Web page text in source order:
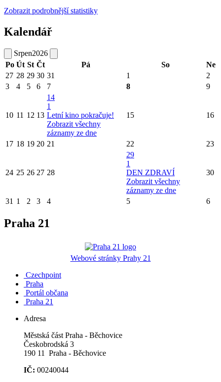
Zobrazit podrobnější statistiky
Kalendář
Srpen2026
Po Út St Čt Pá So
Ne
27 28 29 30 31 1
2
3
4 5 6 7 8 9
10 11 12 13
14
1
Letní kino pokračuje!
Zobrazit všechny
záznamy ze dne
15 16
17 18 19 20 21 22 23
24 25 26 27 28
29
1
DEN ZDRAVÍ
Zobrazit všechny
záznamy ze dne
30
31 1 2 3 4 5 6
Praha 21
Webové stránky Prahy 21
Czechpoint
Praha
Portál občana
Praha 21
Adresa
Městská část Praha - Běchovice
Českobrodská 3
190 11 Praha - Běchovice
IČ: 00240044